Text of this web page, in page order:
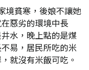
境貧寒，後娘不讓她
惡劣的環境中長
水，晚上點的是煤
易，居民所吃的米
就沒有米飯可吃。